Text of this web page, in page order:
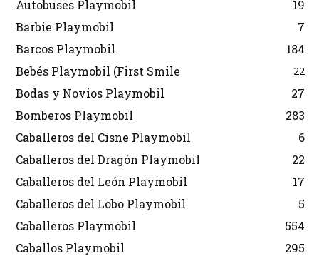
Autobuses Playmobil
19
Barbie Playmobil
7
Barcos Playmobil
184
Bebés Playmobil (First Smile
22
Bodas y Novios Playmobil
27
Bomberos Playmobil
283
Caballeros del Cisne Playmobil
6
Caballeros del Dragón Playmobil
22
Caballeros del León Playmobil
17
Caballeros del Lobo Playmobil
5
Caballeros Playmobil
554
Caballos Playmobil
295